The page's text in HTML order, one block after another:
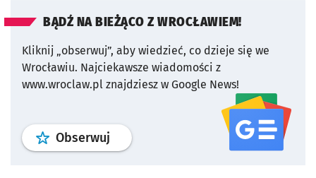
BĄDŹ NA BIEŻĄCO Z WROCŁAWIEM!
Kliknij „obserwuj”, aby wiedzieć, co dzieje się we
Wrocławiu. Najciekawsze wiadomości z
www.wroclaw.pl znajdziesz w Google News!
Obserwuj profil serwisu